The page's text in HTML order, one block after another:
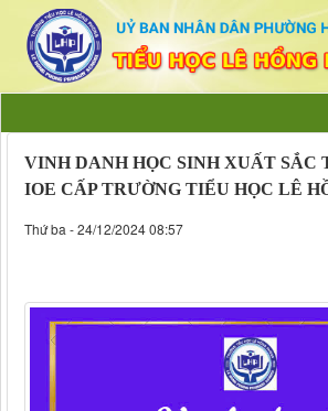
VINH DANH HỌC SINH XUẤT SẮC
IOE CẤP TRƯỜNG TIỂU HỌC LÊ
Thứ ba - 24/12/2024 08:57